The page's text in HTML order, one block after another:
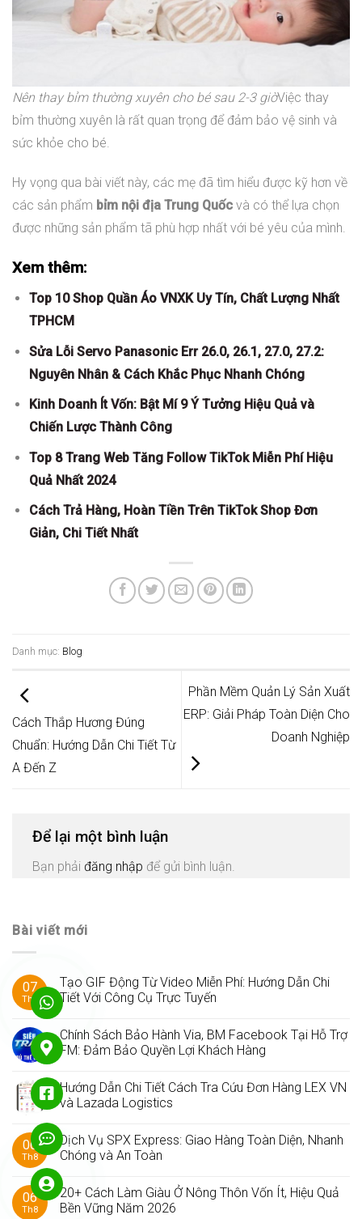
Nên thay bỉm thường xuyên cho bé sau 2-3 giờViệc thay
bỉm thường xuyên là rất quan trọng để đảm bảo vệ sinh và
sức khỏe cho bé.
Hy vọng qua bài viết này, các mẹ đã tìm hiểu được kỹ hơn về
các sản phẩm bỉm nội địa Trung Quốc và có thể lựa chọn
được những sản phẩm tã phù hợp nhất với bé yêu của mình.
Xem thêm:
Top 10 Shop Quần Áo VNXK Uy Tín, Chất Lượng Nhất
TPHCM
Sửa Lỗi Servo Panasonic Err 26.0, 26.1, 27.0, 27.2:
Nguyên Nhân & Cách Khắc Phục Nhanh Chóng
Kinh Doanh Ít Vốn: Bật Mí 9 Ý Tưởng Hiệu Quả và
Chiến Lược Thành Công
Top 8 Trang Web Tăng Follow TikTok Miễn Phí Hiệu
Quả Nhất 2024
Cách Trả Hàng, Hoàn Tiền Trên TikTok Shop Đơn
Giản, Chi Tiết Nhất
Danh mục: Blog
Cách Thắp Hương Đúng
Chuẩn: Hướng Dẫn Chi Tiết Từ
A Đến Z
Phần Mềm Quản Lý Sản Xuất
ERP: Giải Pháp Toàn Diện Cho
Doanh Nghiệp
Để lại một bình luận
Bạn phải đăng nhập để gửi bình luận.
Bài viết mới
07
Th8
Tạo GIF Động Từ Video Miễn Phí: Hướng Dẫn Chi
Tiết Với Công Cụ Trực Tuyến
Chính Sách Bảo Hành Via, BM Facebook Tại Hỗ Trợ
FM: Đảm Bảo Quyền Lợi Khách Hàng
Hướng Dẫn Chi Tiết Cách Tra Cứu Đơn Hàng LEX VN
và Lazada Logistics
06
Th8
Dịch Vụ SPX Express: Giao Hàng Toàn Diện, Nhanh
Chóng và An Toàn
06
Th8
20+ Cách Làm Giàu Ở Nông Thôn Vốn Ít, Hiệu Quả
Bền Vững Năm 2026